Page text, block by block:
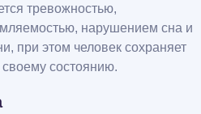
тревожностью,
нарушением сна и
при этом человек сохраняет
состоянию.